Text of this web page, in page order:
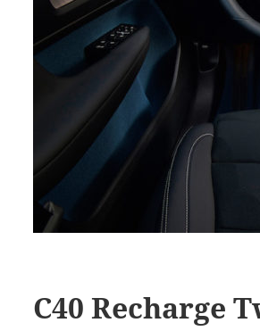
C40 Recharge